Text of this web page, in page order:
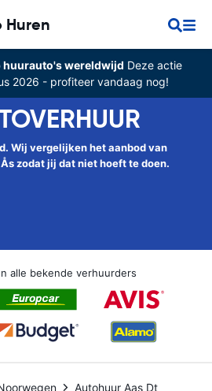
Huren
huurauto's wereldwijd Deze actie
2026 - profiteer vandaag nog!
Wij vergelijken het aanbod van
zodat jij dat niet hoeft te doen.
alle bekende verhuurders
Autohuur Aas Dt